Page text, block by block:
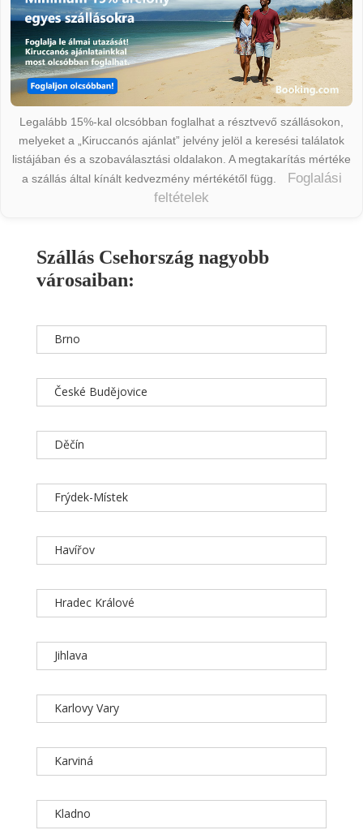
Legalább 15%-kal olcsóbban foglalhat a résztvevő szállásokon,
melyeket a „Kiruccanós ajánlat” jelvény jelöl a keresési találatok
listájában és a szobaválasztási oldalakon. A megtakarítás mértéke
a szállás által kínált kedvezmény mértékétől függ.
Foglalási
feltételek
Szállás Csehország nagyobb
városaiban:
Brno
České Budějovice
Děčín
Frýdek-Místek
Havířov
Hradec Králové
Jihlava
Karlovy Vary
Karviná
Kladno